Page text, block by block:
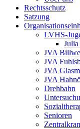
Rechtsschutz
Satzung
LVHS-
JVA
JVA
JVA
JVA
Drehbahn
Senioren